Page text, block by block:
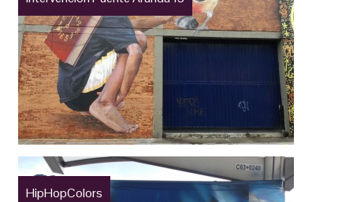
HipHopColors